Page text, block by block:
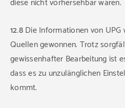
diese nicht vorhersehbar waren.
12.8Die Informationen von UPG
Quellen gewonnen. Trotz
gewissenhafter Bearbeitung ist
dass es zu unzulänglichen
kommt.